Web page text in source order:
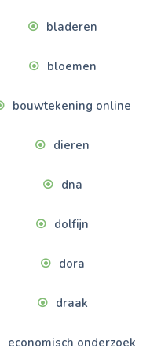
bladeren
bloemen
bouwtekening online
dieren
dna
dolfijn
dora
draak
economisch onderzoek